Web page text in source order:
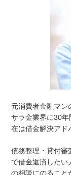
元消費者金融マン
サラ金業界に30
在は借金解決アド
債務整理・貸付審
で借金返済したい
の相談にのるこ